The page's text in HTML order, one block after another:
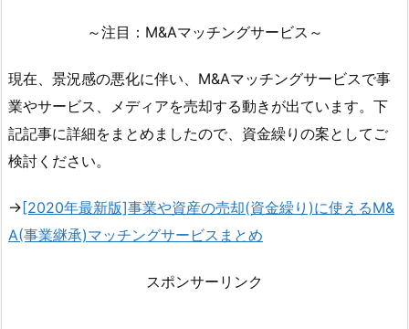
～注目：M&Aマッチングサービス～
現在、景況感の悪化に伴い、M&Aマッチングサービスで事
業やサービス、メディアを売却する動きが出ています。下
記記事に詳細をまとめましたので、資金繰りの案としてご
検討ください。
→[2020年最新版]事業や資産の売却(資金繰り)に使えるM&
A(事業継承)マッチングサービスまとめ
スポンサーリンク